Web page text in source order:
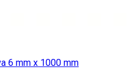
6 mm x 1000 mm